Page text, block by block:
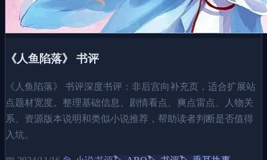
《人鱼陷落》 书评
《人鱼陷落》 书评深度书评：非后宫向补充页，适合扩展站
点题材宽度。整理基础信息、剧情看点、爽点雷点、人物关
系、资源版本说明和类似小说推荐，帮助读者判断是否值得
入坑。